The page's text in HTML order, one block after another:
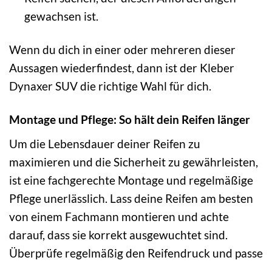
gewachsen ist.
Wenn du dich in einer oder mehreren dieser
Aussagen wiederfindest, dann ist der Kleber
Dynaxer SUV die richtige Wahl für dich.
Montage und Pflege: So hält dein Reifen länger
Um die Lebensdauer deiner Reifen zu
maximieren und die Sicherheit zu gewährleisten,
ist eine fachgerechte Montage und regelmäßige
Pflege unerlässlich. Lass deine Reifen am besten
von einem Fachmann montieren und achte
darauf, dass sie korrekt ausgewuchtet sind.
Überprüfe regelmäßig den Reifendruck und passe